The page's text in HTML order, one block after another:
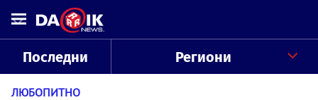
Последни Региони
ЛЮБОПИТНО